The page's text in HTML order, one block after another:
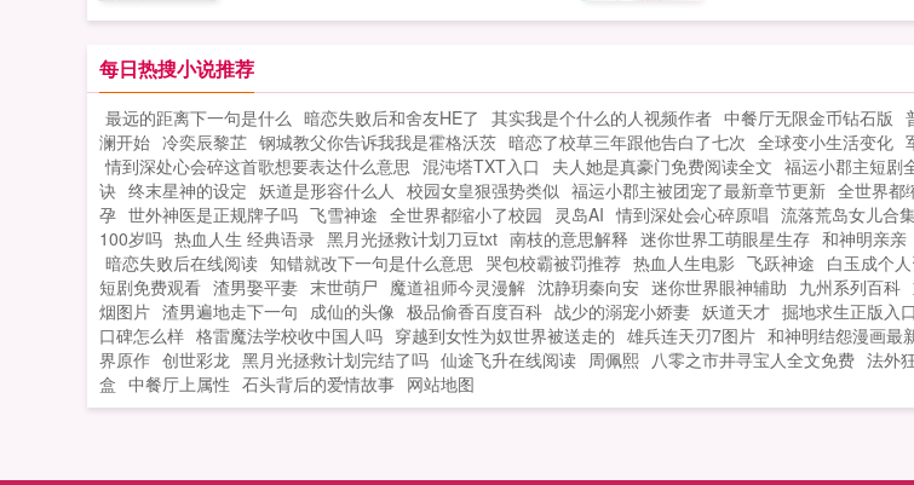
萧瑶忍本站为书迷更新凡心已动最新章
节，查看老娘四十所撰魔法凡心已动的最
新章节免费在线阅读。...
灵！孙悟空守护灵（
猴王齐天大圣是也！玉
（SSSS级）制霸六界，
始天尊守护灵（
宫，修我玄...
每日热搜小说推荐
最远的距离下一句是什么 暗恋失败后和舍友HE了 其实我是个什么的人视频作者 中餐厅无限金币钻石版
澜开始 冷奕辰黎芷 钢城教父你告诉我我是霍格沃茨 暗恋了校草三年跟他告白了七次 全球变小生活变化
情到深处心会碎这首歌想要表达什么意思 混沌塔TXT入口 夫人她是真豪门免费阅读全文 福运小郡主短剧
诀 终末星神的设定 妖道是形容什么人 校园女皇狠强势类似 福运小郡主被团宠了最新章节更新 全世界都
孕 世外神医是正规牌子吗 飞雪神途 全世界都缩小了校园 灵岛AI 情到深处会心碎原唱 流落荒岛女儿合
100岁吗 热血人生 经典语录 黑月光拯救计划刀豆txt 南枝的意思解释 迷你世界工萌眼星生存 和神明亲亲
暗恋失败后在线阅读 知错就改下一句是什么意思 哭包校霸被罚推荐 热血人生电影 飞跃神途 白玉成个
短剧免费观看 渣男娶平妻 末世萌尸 魔道祖师今灵漫解 沈静玥秦向安 迷你世界眼神辅助 九州系列百科
烟图片 渣男遍地走下一句 成仙的头像 极品偷香百度百科 战少的溺宠小娇妻 妖道天才 掘地求生正版入口
口碑怎么样 格雷魔法学校收中国人吗 穿越到女性为奴世界被送走的 雄兵连天刃7图片 和神明结怨漫画最
界原作 创世彩龙 黑月光拯救计划完结了吗 仙途飞升在线阅读 周佩熙 八零之市井寻宝人全文免费 法外
盒 中餐厅上属性 石头背后的爱情故事 网站地图